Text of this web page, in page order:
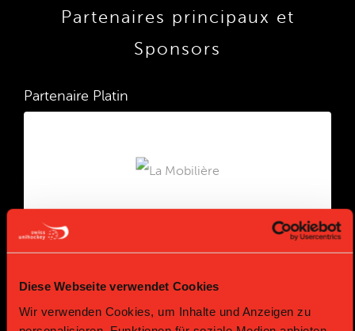
Diese Webseite verwendet Cookies
Wir verwenden Cookies, um Inhalte und Anzeigen zu
Partenaires principaux et
Sponsors
Partenaire Platin